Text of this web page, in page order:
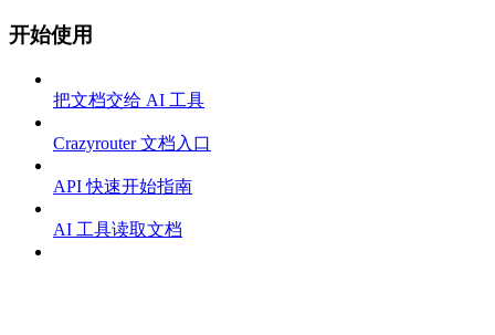
开始使用
把文档交给 AI 工具
Crazyrouter 文档入口
API 快速开始指南
AI 工具读取文档